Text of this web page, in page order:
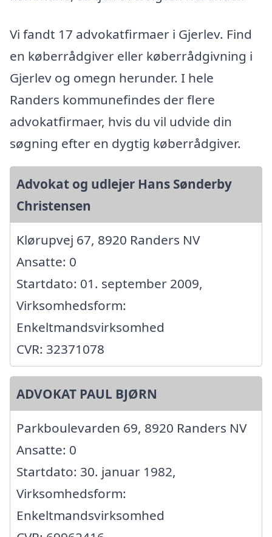
Vi fandt 17 advokatfirmaer i Gjerlev. Find
en køberrådgiver eller køberrådgivning i
Gjerlev og omegn herunder. I hele
Randers kommunefindes der flere
advokatfirmaer, hvis du vil udvide din
søgning efter en dygtig køberrådgiver.
Advokat og udlejer Hans Sønderby
Christensen
Klørupvej 67, 8920 Randers NV
Ansatte: 0
Startdato: 01. september 2009,
Virksomhedsform:
Enkeltmandsvirksomhed
CVR: 32371078
ADVOKAT PAUL BJØRN
Parkboulevarden 69, 8920 Randers NV
Ansatte: 0
Startdato: 30. januar 1982,
Virksomhedsform:
Enkeltmandsvirksomhed